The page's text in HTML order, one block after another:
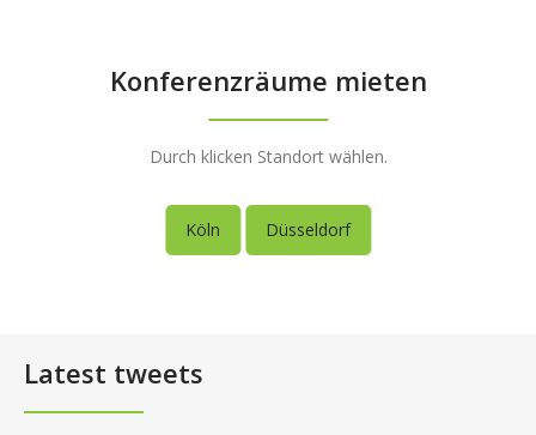
Konferenzräume mieten
Durch klicken Standort wählen.
Köln Düsseldorf
Latest tweets